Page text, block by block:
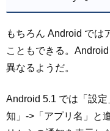
もちろん Android では
こともできる。
異なるようだ。
Android 5.1 では「設
知」->「アプリ名」と